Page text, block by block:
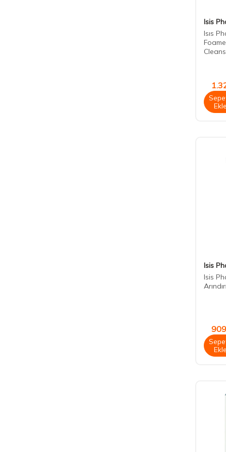
Isis
Isıs
Ekle
Isis
Isis
Ekle